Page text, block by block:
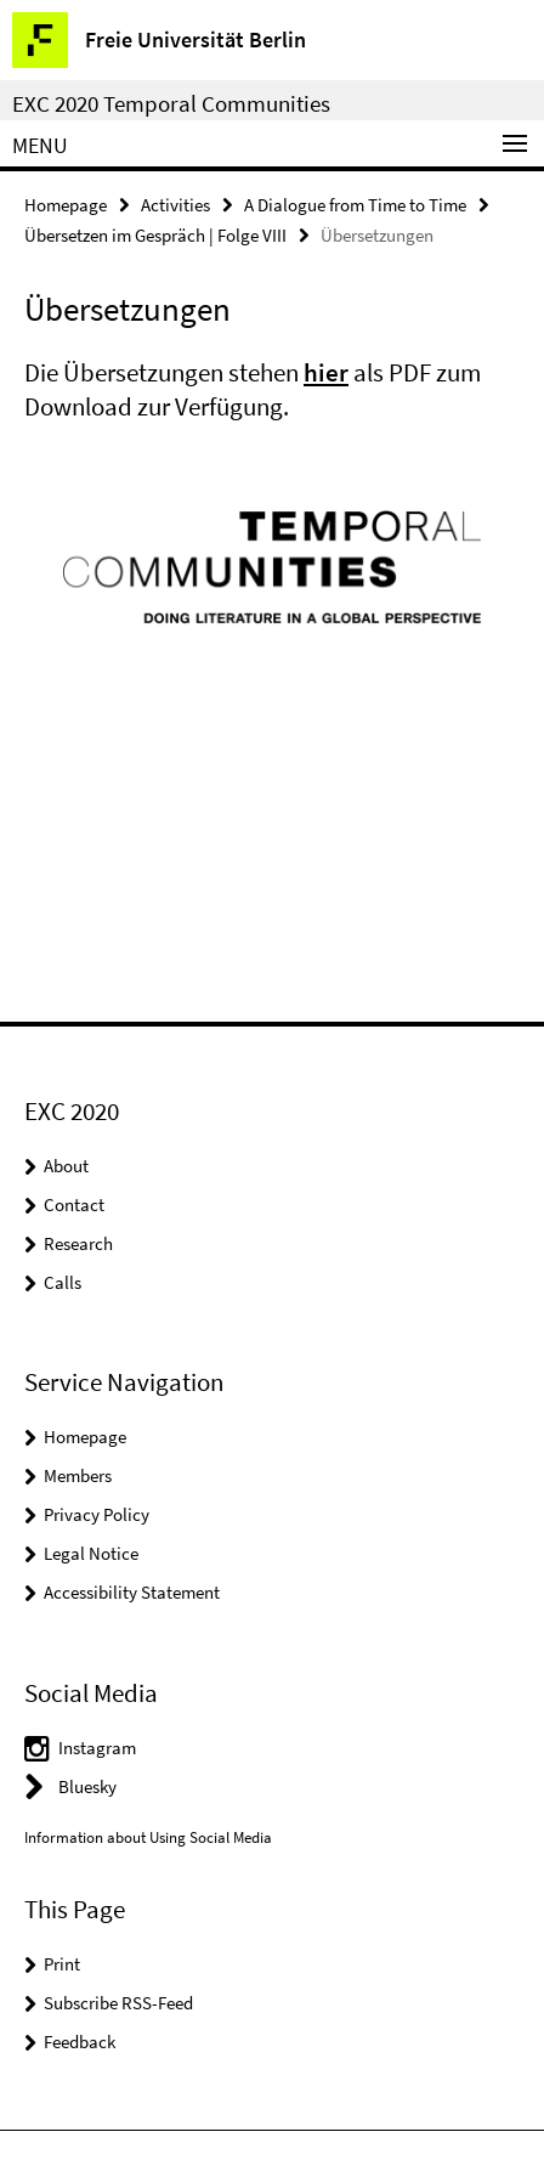
Springe
direkt
zu
Inhalt
Freie Universität Berlin
Service
Navigation
EXC 2020 Temporal Communities
MENU
Homepage Activities
A Dialogue from Time to Time
Übersetzen im Gespräch | Folge VIII
Übersetzungen
Übersetzungen
Die Übersetzungen stehen hierals PDF zum
Download zur Verfügung.
EXC 2020
About
Contact
Research
Calls
Service Navigation
Homepage
Members
Privacy Policy
Legal Notice
Accessibility Statement
Social Media
Instagram
Bluesky
Information about Using Social Media
This Page
Print
Subscribe RSS-Feed
Feedback